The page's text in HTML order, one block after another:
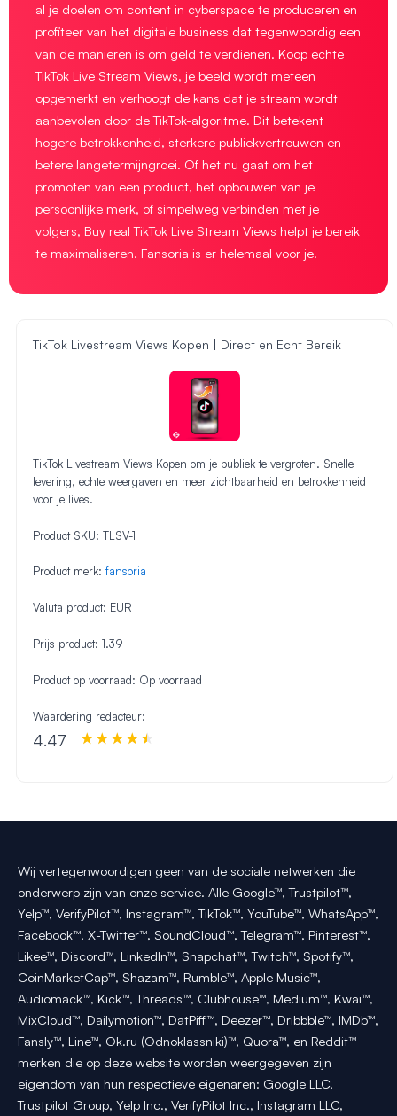
al je doelen om content in cyberspace te produceren en
profiteer van het digitale business dat tegenwoordig een
van de manieren is om geld te verdienen. Koop echte
TikTok Live Stream Views, je beeld wordt meteen
opgemerkt en verhoogt de kans dat je stream wordt
aanbevolen door de TikTok-algoritme. Dit betekent
hogere betrokkenheid, sterkere publiekvertrouwen en
betere langetermijngroei. Of het nu gaat om het
promoten van een product, het opbouwen van je
persoonlijke merk, of simpelweg verbinden met je
volgers, Buy real TikTok Live Stream Views helpt je bereik
te maximaliseren. Fansoria is er helemaal voor je.
TikTok Livestream Views Kopen | Direct en Echt Bereik
TikTok Livestream Views Kopen om je publiek te vergroten. Snelle
levering, echte weergaven en meer zichtbaarheid en betrokkenheid
voor je lives.
Product SKU: TLSV-1
Product merk: fansoria
Valuta product: EUR
Prijs product: 1.39
Product op voorraad: Op voorraad
Waardering redacteur:
4.47
Wij vertegenwoordigen geen van de sociale netwerken die
onderwerp zijn van onze service. Alle Google™, Trustpilot™,
Yelp™, VerifyPilot™, Instagram™, TikTok™, YouTube™, WhatsApp™,
Facebook™, X-Twitter™, SoundCloud™, Telegram™, Pinterest™,
Likee™, Discord™, LinkedIn™, Snapchat™, Twitch™, Spotify™,
CoinMarketCap™, Shazam™, Rumble™, Apple Music™,
Audiomack™, Kick™, Threads™, Clubhouse™, Medium™, Kwai™,
MixCloud™, Dailymotion™, DatPiff™, Deezer™, Dribbble™, IMDb™,
Fansly™, Line™, Ok.ru (Odnoklassniki)™, Quora™, en Reddit™
merken die op deze website worden weergegeven zijn
eigendom van hun respectieve eigenaren: Google LLC,
Trustpilot Group, Yelp Inc., VerifyPilot Inc., Instagram LLC,